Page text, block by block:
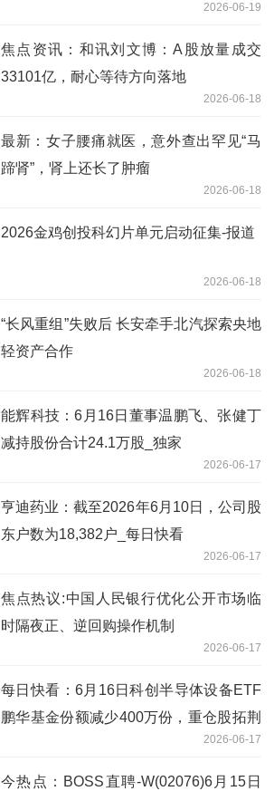
2026-06-19
焦点资讯：和讯刘文博：A股放量成交
33101亿，耐心等待方向落地
2026-06-18
最新：女子腰痛就医，意外查出罕见“马
蹄肾”，肾上还长了肿瘤
2026-06-18
2026金鸡创投科幻片单元启动征集-报道
2026-06-18
“长风重组”失败后 长安牵手北汽探索央地
轻资产合作
2026-06-18
能辉科技：6月16日董事温鹏飞、张健丁
减持股份合计24.1万股_独家
2026-06-17
亨迪药业：截至2026年6月10日，公司股
东户数为18,382户_每日快看
2026-06-17
焦点热议:中国人民银行优化公开市场临
时隔夜正、逆回购操作机制
2026-06-17
每日快看：6月16日科创半导体设备ETF
鹏华基金份额减少400万份，重仓股拓荆
2026-06-17
今热点：BOSS直聘-W(02076)6月15日